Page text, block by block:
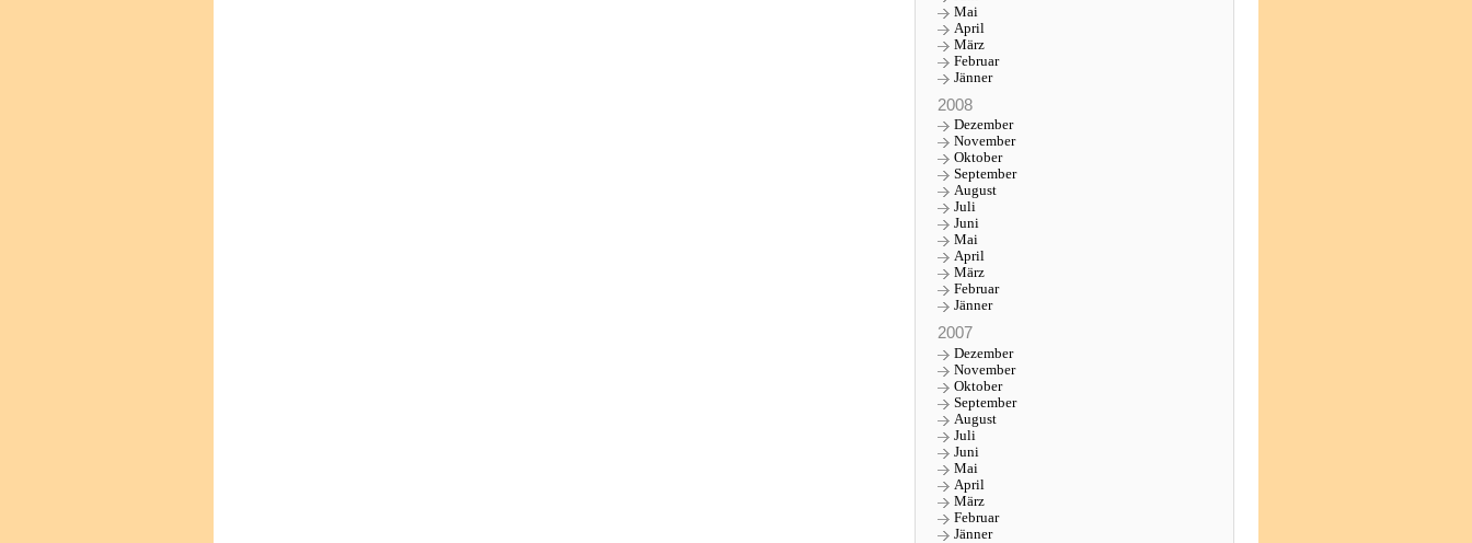
Mai
April
März
Februar
Jänner
2008
Dezember
November
Oktober
September
August
Juli
Juni
Mai
April
März
Februar
Jänner
2007
Dezember
November
Oktober
September
August
Juli
Juni
Mai
April
März
Februar
Jänner